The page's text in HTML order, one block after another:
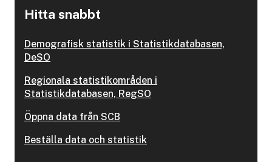
Hitta snabbt
Demografisk statistik i Statistikdatabasen,
DeSO
Regionala statistikområden i
Statistikdatabasen, RegSO
Öppna data från SCB
Beställa data och statistik